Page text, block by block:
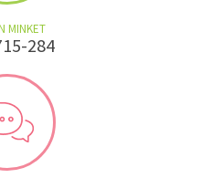
MINKET
284